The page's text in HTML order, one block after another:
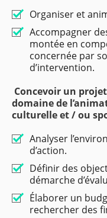
Organiser et
Accompagner
montée en
concernée par
d’intervention.
Concevoir un
domaine de
culturelle et / ou
Analyser
d’action.
Définir des
démarche
Élaborer un
rechercher des